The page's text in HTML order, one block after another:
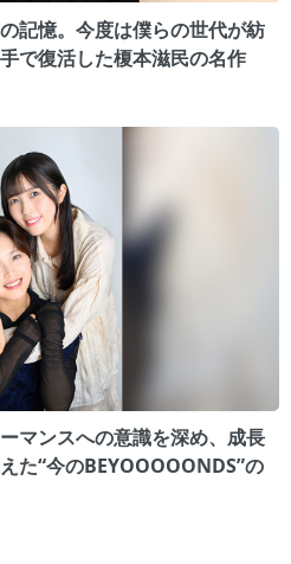
記憶。今度は僕らの世代が紡
で復活した榎本滋民の名作
マンスへの意識を深め、成長
た“今のBEYOOOOONDS”の